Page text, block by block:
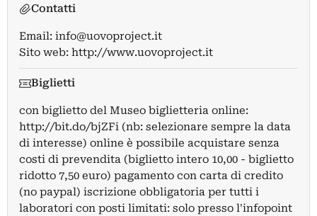
Contatti
Email: info@uovoproject.it
Sito web: http://www.uovoproject.it
Biglietti
con biglietto del Museo biglietteria online:
http://bit.do/bjZFi (nb: selezionare sempre la data
di interesse) online è possibile acquistare senza
costi di prevendita (biglietto intero 10,00 - biglietto
ridotto 7,50 euro) pagamento con carta di credito
(no paypal) iscrizione obbligatoria per tutti i
laboratori con posti limitati: solo presso l'infopoint